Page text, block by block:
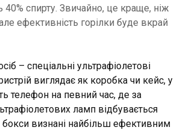
40% спирту. Звичайно, це краще, ніж
ефективність горілки буде вкрай